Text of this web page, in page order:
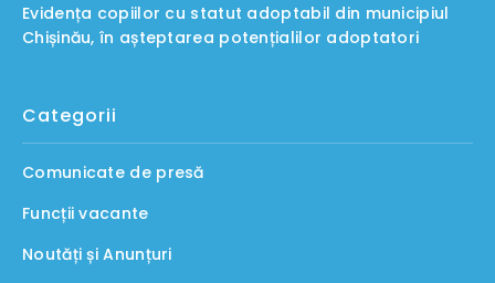
Evidența copiilor cu statut adoptabil din municipiul
Chișinău, în așteptarea potențialilor adoptatori
Categorii
Comunicate de presă
Funcții vacante
Noutăți și Anunțuri